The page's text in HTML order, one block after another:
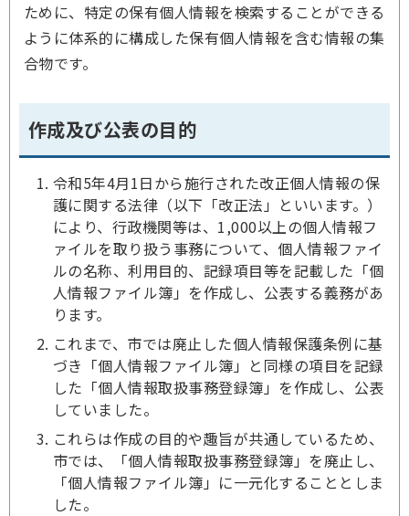
ために、特定の保有個人情報を検索することができる
ように体系的に構成した保有個人情報を含む情報の集
合物です。
作成及び公表の目的
令和5年4月1日から施行された改正個人情報の保
護に関する法律（以下「改正法」といいます。）
により、行政機関等は、1,000以上の個人情報フ
ァイルを取り扱う事務について、個人情報ファイ
ルの名称、利用目的、記録項目等を記載した「個
人情報ファイル簿」を作成し、公表する義務があ
ります。
これまで、市では廃止した個人情報保護条例に基
づき「個人情報ファイル簿」と同様の項目を記録
した「個人情報取扱事務登録簿」を作成し、公表
していました。
これらは作成の目的や趣旨が共通しているため、
市では、「個人情報取扱事務登録簿」を廃止し、
「個人情報ファイル簿」に一元化することとしま
した。